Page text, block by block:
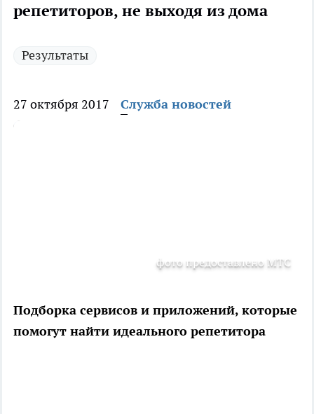
репетиторов, не выходя из дома
Результаты
27 октября 2017 Служба новостей
фото предоставлено МТС
Подборка сервисов и приложений, которые
помогут найти идеального репетитора